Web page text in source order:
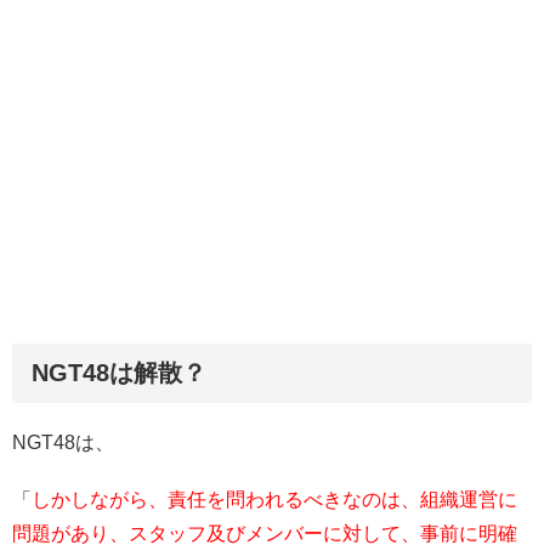
NGT48は解散？
NGT48は、
「 しかしながら、責任を問われるべきなのは、組織運営に
問題があり、スタッフ及びメンバーに対して、事前に明確